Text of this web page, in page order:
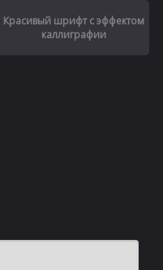
Красивый шрифт с эффектом
каллиграфии